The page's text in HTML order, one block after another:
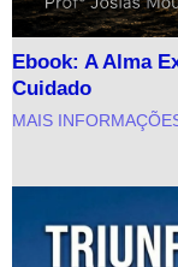
Ebook: A Alma
Cuidado
MAIS